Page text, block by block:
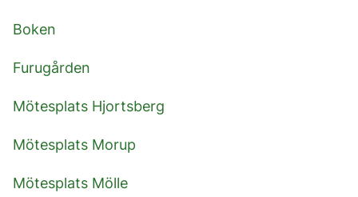
Boken
Furugården
Mötesplats Hjortsberg
Mötesplats Morup
Mötesplats Mölle